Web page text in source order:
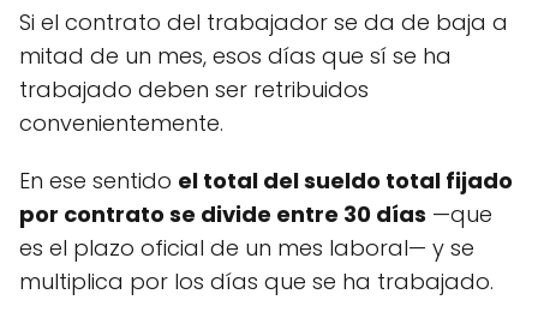
Si el contrato del trabajador se da de baja a
mitad de un mes, esos días que sí se ha
trabajado deben ser retribuidos
convenientemente.
En ese sentido el total del sueldo total fijado
por contrato se divide entre 30 días —que
es el plazo oficial de un mes laboral— y se
multiplica por los días que se ha trabajado.